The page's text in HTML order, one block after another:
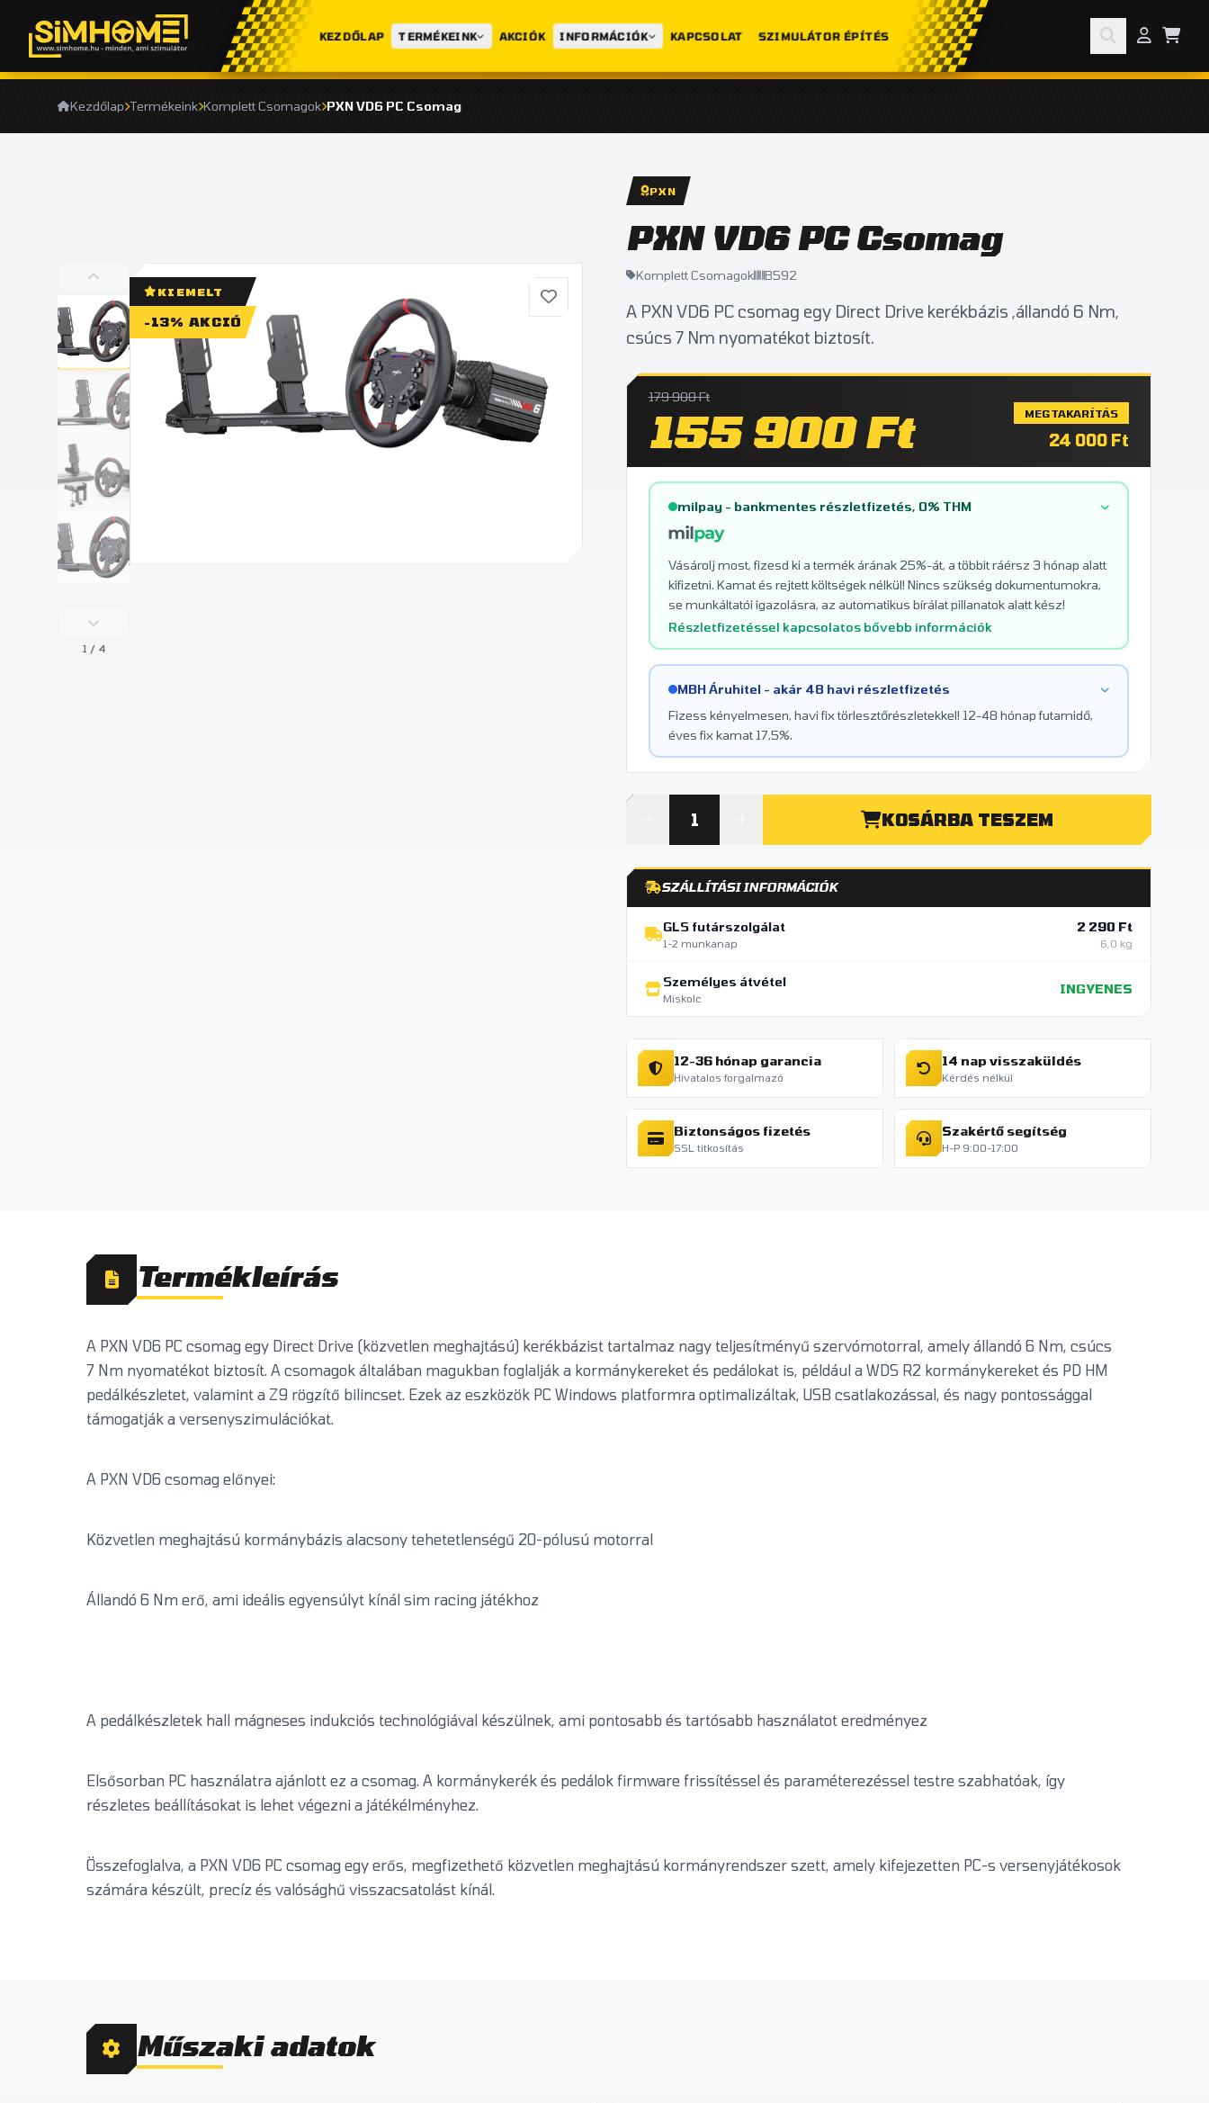
KEZDŐLAP TERMÉKEINK AKCIÓK INFORMÁCIÓK KAPCSOLAT SZIMULÁTOR ÉPÍTÉS
Kezdőlap Termékeink Komplett Csomagok PXN VD6 PC Csomag
1 / 4
KIEMELT
-13% AKCIÓ
PXN
PXN VD6 PC Csomag
Komplett Csomagok B592
A PXN VD6 PC csomag egy Direct Drive kerékbázis ,állandó 6 Nm,
csúcs 7 Nm nyomatékot biztosít.
179 900 Ft
155 900 Ft MEGTAKARÍTÁS
24 000 Ft
milpay - bankmentes részletfizetés, 0% THM
Vásárolj most, fizesd ki a termék árának 25%-át, a többit ráérsz 3 hónap alatt
kifizetni. Kamat és rejtett költségek nélkül! Nincs szükség dokumentumokra,
se munkáltatói igazolásra, az automatikus bírálat pillanatok alatt kész!
Részletfizetéssel kapcsolatos bővebb információk
MBH Áruhitel - akár 48 havi részletfizetés
Fizess kényelmesen, havi fix törlesztőrészletekkel! 12-48 hónap futamidő,
éves fix kamat 17,5%.
KOSÁRBA TESZEM
SZÁLLÍTÁSI INFORMÁCIÓK
GLS futárszolgálat
1-2 munkanap
2 290 Ft
6,0 kg
Személyes átvétel
Miskolc
INGYENES
12-36 hónap garancia
Hivatalos forgalmazó
14 nap visszaküldés
Kérdés nélkül
Biztonságos fizetés
SSL titkosítás
Szakértő segítség
H-P 9:00-17:00
Termékleírás
A PXN VD6 PC csomag egy Direct Drive (közvetlen meghajtású) kerékbázist tartalmaz nagy teljesítményű szervómotorral, amely állandó 6 Nm, csúcs
7 Nm nyomatékot biztosít. A csomagok általában magukban foglalják a kormánykereket és pedálokat is, például a WDS R2 kormánykereket és PD HM
pedálkészletet, valamint a Z9 rögzítő bilincset. Ezek az eszközök PC Windows platformra optimalizáltak, USB csatlakozással, és nagy pontossággal
támogatják a versenyszimulációkat.
A PXN VD6 csomag előnyei:
Közvetlen meghajtású kormánybázis alacsony tehetetlenségű 20-pólusú motorral
Állandó 6 Nm erő, ami ideális egyensúlyt kínál sim racing játékhoz
A pedálkészletek hall mágneses indukciós technológiával készülnek, ami pontosabb és tartósabb használatot eredményez
Elsősorban PC használatra ajánlott ez a csomag. A kormánykerék és pedálok firmware frissítéssel és paraméterezéssel testre szabhatóak, így
részletes beállításokat is lehet végezni a játékélményhez.​
Összefoglalva, a PXN VD6 PC csomag egy erős, megfizethető közvetlen meghajtású kormányrendszer szett, amely kifejezetten PC-s versenyjátékosok
számára készült, precíz és valósághű visszacsatolást kínál.
Műszaki adatok